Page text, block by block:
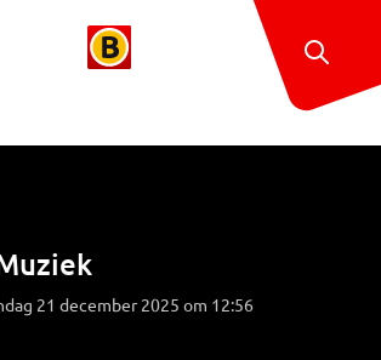
21 december 2025 om 12:56